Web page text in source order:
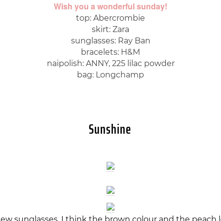
Wish you a wonderful sunday!
top: Abercrombie
skirt: Zara
sunglasses: Ray Ban
bracelets: H&M
naipolish: ANNY, 225 lilac powder
bag: Longchamp
Sunshine